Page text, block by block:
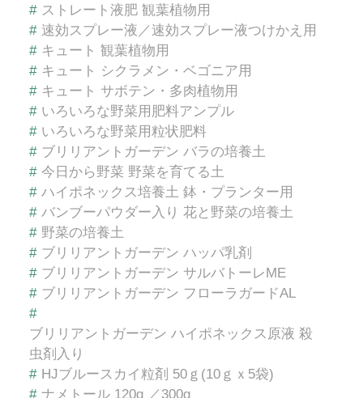
# ストレート液肥 観葉植物用
# 速効スプレー液／速効スプレー液つけかえ用
# キュート 観葉植物用
# キュート シクラメン・ベゴニア用
# キュート サボテン・多肉植物用
# いろいろな野菜用肥料アンプル
# いろいろな野菜用粒状肥料
# ブリリアントガーデン バラの培養土
# 今日から野菜 野菜を育てる土
# ハイポネックス培養土 鉢・プランター用
# バンブーパウダー入り 花と野菜の培養土
# 野菜の培養土
# ブリリアントガーデン ハッパ乳剤
# ブリリアントガーデン サルバトーレME
# ブリリアントガーデン フローラガードAL
#
ブリリアントガーデン ハイポネックス原液 殺
虫剤入り
# HJブルースカイ粒剤 50ｇ(10ｇｘ5袋)
# ナメトール 120g ／300g